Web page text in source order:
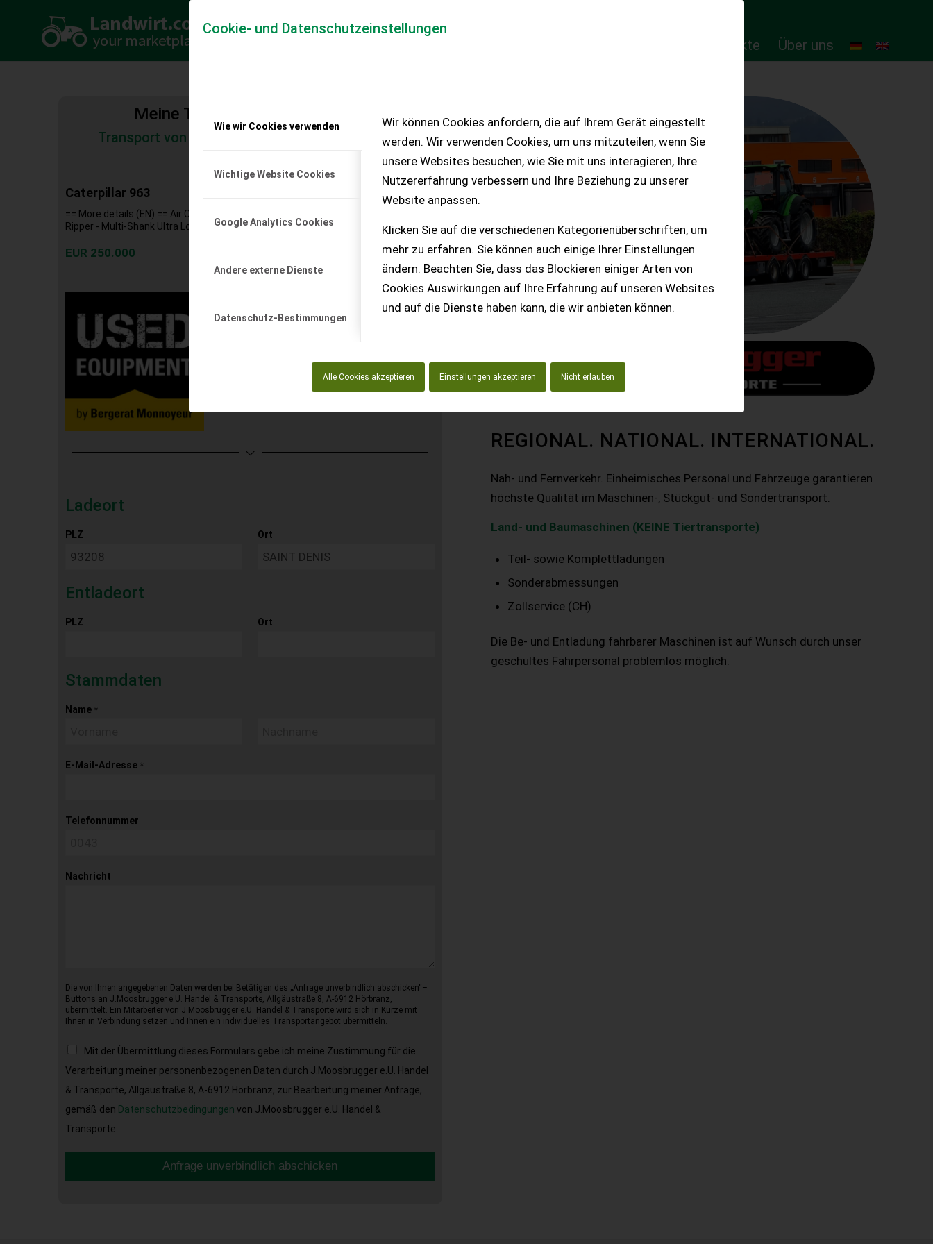
Cookie- und Datenschutzeinstellungen
Wie wir Cookies verwenden
Wichtige Website Cookies
Google Analytics Cookies
Andere externe Dienste
Datenschutz-Bestimmungen
Wir können Cookies anfordern, die auf Ihrem Gerät eingestellt
werden. Wir verwenden Cookies, um uns mitzuteilen, wenn Sie
unsere Websites besuchen, wie Sie mit uns interagieren, Ihre
Nutzererfahrung verbessern und Ihre Beziehung zu unserer
Website anpassen.
Klicken Sie auf die verschiedenen Kategorienüberschriften, um
mehr zu erfahren. Sie können auch einige Ihrer Einstellungen
ändern. Beachten Sie, dass das Blockieren einiger Arten von
Cookies Auswirkungen auf Ihre Erfahrung auf unseren Websites
und auf die Dienste haben kann, die wir anbieten können.
Alle Cookies akzeptieren Einstellungen akzeptieren Nicht erlauben
Online-Produkte Über uns
Meine Transportkostenanfrage
Transport von Land- und Baumaschinen – KEINE
Caterpillar 963
== More details (EN) == Air Conditioner Lighting Mirrors Online Owner's Manual
Ripper - Multi-Shank Ultra Low Sulfur Diesel Fuel
EUR 250.000
Ladeort
PLZ Ort
Entladeort
PLZ Ort
Stammdaten
Name *
E-Mail-Adresse *
Telefonnummer
Nachricht
Die von Ihnen angegebenen Daten werden bei Betätigen des „Anfrage unverbindlich abschicken“–
Buttons an J.Moosbrugger e.U. Handel & Transporte, Allgäustraße 8, A-6912 Hörbranz,
übermittelt. Ein Mitarbeiter von J.Moosbrugger e.U. Handel & Transporte wird sich in Kürze mit
Ihnen in Verbindung setzen und Ihnen ein individuelles Transportangebot übermitteln.
Mit der Übermittlung dieses Formulars gebe ich meine Zustimmung für die
Verarbeitung meiner personenbezogenen Daten durch J.Moosbrugger e.U. Handel
& Transporte, Allgäustraße 8, A-6912 Hörbranz, zur Bearbeitung meiner Anfrage,
gemäß den Datenschutzbedingungen von J.Moosbrugger e.U. Handel &
Transporte.
Anfrage unverbindlich abschicken
REGIONAL. NATIONAL. INTERNATIONAL.
Nah- und Fernverkehr. Einheimisches Personal und Fahrzeuge garantieren
höchste Qualität im Maschinen-, Stückgut- und Sondertransport.
Land- und Baumaschinen (KEINE Tiertransporte)
Teil- sowie Komplettladungen
Sonderabmessungen
Zollservice (CH)
Die Be- und Entladung fahrbarer Maschinen ist auf Wunsch durch unser
geschultes Fahrpersonal problemlos möglich.